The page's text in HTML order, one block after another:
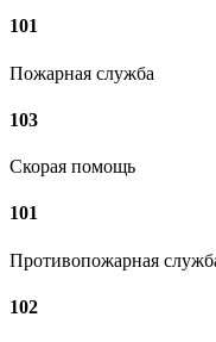
101
Пожарная служба
103
Скорая помощь
101
Противопожарная
102